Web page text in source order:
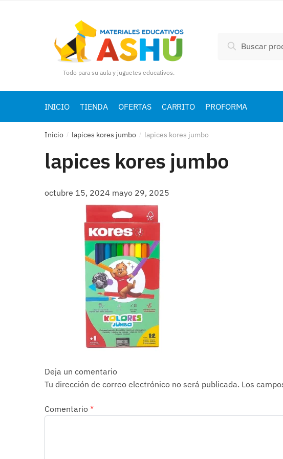
Todo para su aula y juguetes educativos.
por:
Buscar
INICIO TIENDA OFERTAS CARRITO PROFORMA
Inicio / lapices kores jumbo / lapices kores jumbo
lapices kores jumbo
octubre 15, 2024 mayo 29, 2025
Deja un comentario
Tu dirección de correo electrónico no será publicada. Los
Comentario *